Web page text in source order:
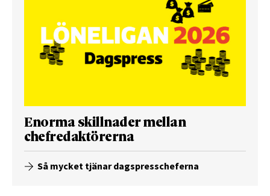
Enorma skillnader mellan
chefredaktörerna
Så mycket tjänar dagspresscheferna